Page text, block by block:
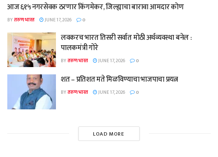
आज ६१५ नगरसेवक ठरणार किंगमेकर, जिल्ह्याचा बारावा आमदार कोण
BYतरुण भारत JUNE 17, 2026 0
लवकरच भारत तिसरी सर्वात मोठी अर्थव्यवस्था बनेल :
पालकमंत्री गोरे
BYतरुण भारत JUNE 17, 2026 0
शत – प्रतिशत मते मिळविण्याचा भाजपाचा प्रयत्न
BYतरुण भारत JUNE 17, 2026 0
LOAD MORE